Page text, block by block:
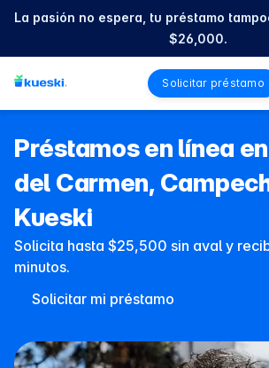
La pasión no espera, tu préstamo
$26,000.
Solicitar préstamo
Préstamos en línea
del Carmen,
Kueski
Solicita hasta $25,500 sin aval y
minutos.
Solicitar mi préstamo